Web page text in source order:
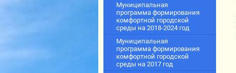
Муниципальная
программа формирования
комфортной городской
среды на 2018-2024 год
Муниципальная
программа формирования
комфортной городской
среды на 2017 год